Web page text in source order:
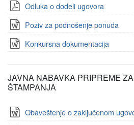
Odluka o dodeli ugovora
Poziv za podnošenje ponuda
Konkursna dokumentacija
JAVNA NABAVKA PRIPREME
ŠTAMPANJA
Obaveštenje o zaključenom